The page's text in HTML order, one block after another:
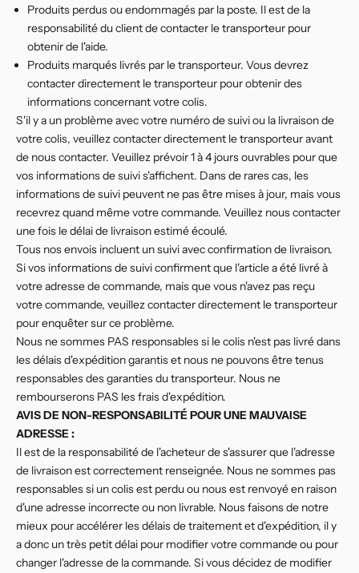
Produits perdus ou endommagés par la poste. Il est de la
responsabilité du client de contacter le transporteur pour
obtenir de l'aide.
Produits marqués livrés par le transporteur. Vous devrez
contacter directement le transporteur pour obtenir des
informations concernant votre colis.
S'il y a un problème avec votre numéro de suivi ou la livraison de
votre colis, veuillez contacter directement le transporteur avant
de nous contacter. Veuillez prévoir 1 à 4 jours ouvrables pour que
vos informations de suivi s'affichent. Dans de rares cas, les
informations de suivi peuvent ne pas être mises à jour, mais vous
recevrez quand même votre commande. Veuillez nous contacter
une fois le délai de livraison estimé écoulé.
Tous nos envois incluent un suivi avec confirmation de livraison.
Si vos informations de suivi confirment que l'article a été livré à
votre adresse de commande, mais que vous n'avez pas reçu
votre commande, veuillez contacter directement le transporteur
pour enquêter sur ce problème.
Nous ne sommes PAS responsables si le colis n'est pas livré dans
les délais d'expédition garantis et nous ne pouvons être tenus
responsables des garanties du transporteur. Nous ne
rembourserons PAS les frais d'expédition.
AVIS DE NON-RESPONSABILITÉ POUR UNE MAUVAISE
ADRESSE :
Il est de la responsabilité de l'acheteur de s'assurer que l'adresse
de livraison est correctement renseignée. Nous ne sommes pas
responsables si un colis est perdu ou nous est renvoyé en raison
d'une adresse incorrecte ou non livrable. Nous faisons de notre
mieux pour accélérer les délais de traitement et d'expédition, il y
a donc un très petit délai pour modifier votre commande ou pour
changer l'adresse de la commande. Si vous décidez de modifier